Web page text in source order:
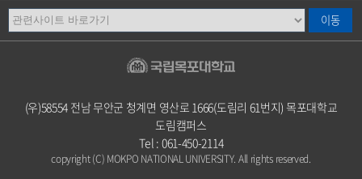
이메일무단수집거부 캠퍼스안내
(우)58554 전남 무안군 청계면 영산로 1666(도림리 61번지) 목포대학교
도림캠퍼스
Tel : 061-450-2114
copyright (C) MOKPO NATIONAL UNIVERSITY. All rights reserved.